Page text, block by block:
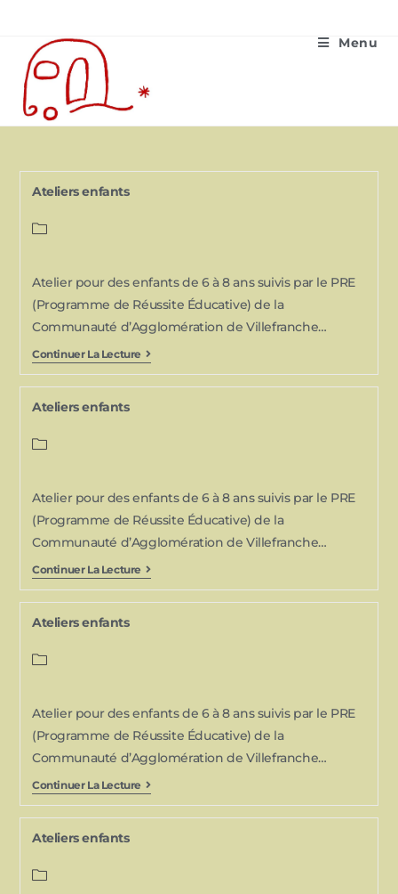
Menu
Ateliers enfants
Atelier pour des enfants de 6 à 8 ans suivis par le PRE
(Programme de Réussite Éducative) de la
Communauté d’Agglomération de Villefranche…
Continuer La Lecture
Ateliers enfants
Atelier pour des enfants de 6 à 8 ans suivis par le PRE
(Programme de Réussite Éducative) de la
Communauté d’Agglomération de Villefranche…
Continuer La Lecture
Ateliers enfants
Atelier pour des enfants de 6 à 8 ans suivis par le PRE
(Programme de Réussite Éducative) de la
Communauté d’Agglomération de Villefranche…
Continuer La Lecture
Ateliers enfants